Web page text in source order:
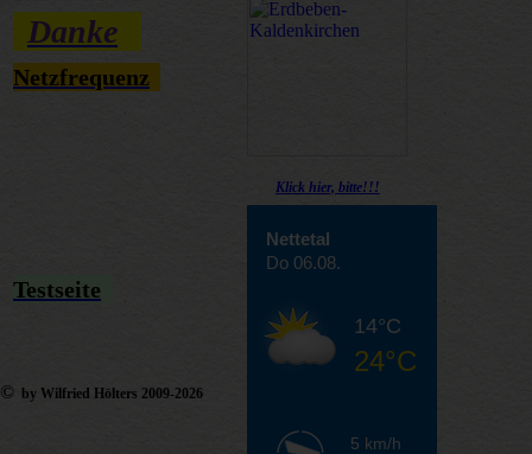
Danke
Netzfrequenz
Testseite
© by Wilfried Hölters 2009-2026
Klick hier, bitte!!!
Nettetal
Do 06.08.
14°C
24°C
5 km/h